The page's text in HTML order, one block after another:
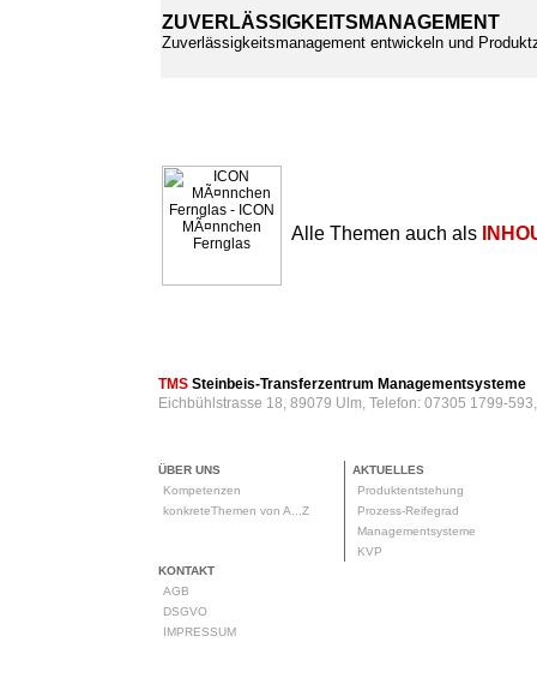
ZUVERLÄSSIGKEITSMANAGEMENT
Zuverlässigkeitsmanagement entwickeln und
Alle Themen auch als
TMS Steinbeis-Transferzentrum Managementsysteme
Eichbühlstrasse 18, 89079 Ulm, Telefon: 07305 1799-
ÜBER UNS
Kompetenzen
konkreteThemen von A...Z
AKTUELLES
Produktentstehung
Prozess-Reifegrad
Managementsysteme
KVP
KONTAKT
AGB
DSGVO
IMPRESSUM